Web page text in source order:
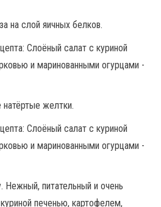
на слой яичных белков.
желтки.
Нежный, питательный и очень
печенью, картофелем,